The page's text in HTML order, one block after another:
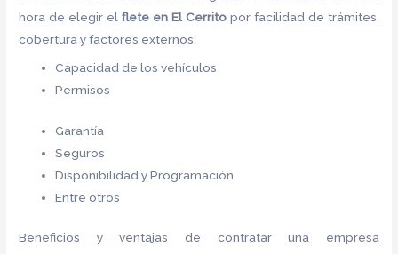
hora de elegir elflete en El Cerrito por facilidad de trámites,
cobertura y factores externos:
Capacidad de los vehículos
Permisos
Garantía
Seguros
Disponibilidad y Programación
Entre otros
Beneficios y ventajas de contratar una empresa